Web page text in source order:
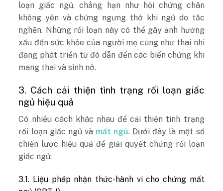
loạn giấc ngủ, chẳng hạn như hội chứng chân
không yên và chứng ngưng thở khi ngủ do tắc
nghẽn. Những rối loạn này có thể gây ảnh hưởng
xấu đến sức khỏe của người mẹ cũng như thai nhi
đang phát triển từ đó dẫn đến các biến chứng khi
mang thai và sinh nở.
3. Cách cải thiện tình trạng rối loạn giấc
ngủ hiệu quả
Có nhiều cách khác nhau để cải thiện tình trạng
rối loạn giấc ngủ và mất ngủ. Dưới đây là một số
chiến lược hiệu quả để giải quyết chứng rối loạn
giấc ngủ:
3.1. Liệu pháp nhận thức-hành vi cho chứng mất